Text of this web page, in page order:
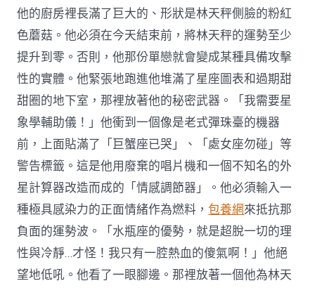
他的廚房裡長滿了巨大的、形狀是林天秤側臉的粉紅
色蘑菇。他必須在今天結束前，將林天秤的運勢至少
提升到零。否則，他那份單戀就會變成某種具備攻擊
性的實體。他緊張地跑進他堆滿了星座圖表和過期甜
甜圈的地下室，那裡放著他的秘密武器。「我需要星
象學輔助儀！」他衝到一個像是老式彈珠臺的機器
前，上面貼滿了「巨蟹座已哭」、「處女座勿碰」等
警告標籤。這是他用廢棄的唱片機和一個不知名的外
星計算器改造而成的「情感調節器」。他必須輸入一
種極具感染力的正面情緒作為燃料，包養網來抵抗那
負面的運勢波。「水瓶座的優勢，就是超脫一切的理
性與冷靜…才怪！我只有一腔熱血的傻氣啊！」他絕
望地低吼。他看了一眼腳邊。那裡放著一個他為林天